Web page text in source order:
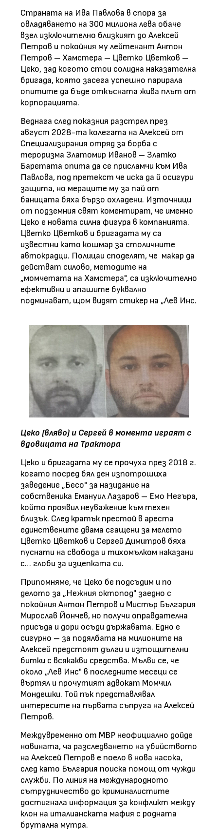
Страната на Ива Павлова в спора за
овладяването на 300 милиона лева обаче
взел изключително близкият до Алексей
Петров и покойния му лейтенант Антон
Петров – Хамстера – Цветко Цветков –
Цеко, зад когото стои солидна наказателна
бригада, която засега успешно парирала
опитите да бъде откъсната жива плът от
корпорацията.
Веднага след показния разстрел през
август 2028-та колегата на Алексей от
Специализирания отряд за борба с
тероризма Златомир Иванов – Златко
Баретата опита да се присламчи към Ива
Павлова, под претекст че иска да й осигури
защита, но мераците му за пай от
баницата бяха бързо охладени. Източници
от подземния свят коментират, че именно
Цеко е новата силна фигура в компанията.
Цветко Цветков и бригадата му са
известни като кошмар за столичните
автокрадци. Полицаи споделят, че макар да
действат силово, методите на
„момчетата на Хамстера", са изключително
ефективни и апашите буквално
подминават, щом видят стикер на „Лев Инс.
Цеко (вляво) и Сергей в момента играят с
вдовицата на Трактора
Цеко и бригадата му се прочуха през 2018 г.
когато посред бял ден изпотрошиха
заведение „Бесо" за назидание на
собственика Емануил Лазаров – Емо Негъра,
който проявил неуважение към техен
близък. След кратък престой в ареста
единствените двама сгащени за мелето
Цветко Цветков и Сергей Димитров бяха
пуснати на свобода и тихомълком наказани
с… глоби за изцепката си.
Припомняме, че Цеко бе подсъдим и по
делото за „Нежния октопод" заедно с
покойния Антон Петров и Мистър България
Мирослав Йончев, но получи оправдателна
присъда и дори осъди държавата. Едно е
сигурно – за подялбата на милионите на
Алексей предстоят дълги и изтощителни
битки с всякакви средства. Мълви се, че
около „Лев Инс" в последните месеци се
въртял и прочутият адвокат Момчил
Мондешки. Той пък представлявал
интересите на първата съпруга на Алексей
Петров.
Междувременно от МВР неофициално дойде
новината, ча разследването на убийството
на Алексей Петров е поело в нова насока,
след като България поиска помощ от чужди
служби. По линия на международното
сътрудничество до криминалистите
достигнала информация за конфликт между
клон на италианската мафия с родната
брутална мутра.